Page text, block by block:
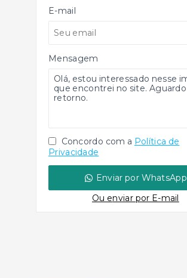
E-mail
Mensagem
Concordo com a Política de
Privacidade
Enviar por WhatsApp
Ou enviar por E-mail